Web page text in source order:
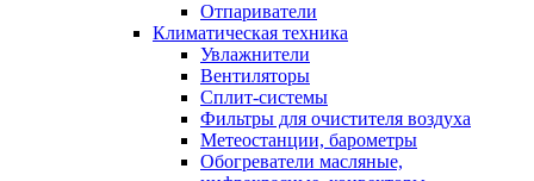
Отпариватели
Климатическая техника
Увлажнители
Вентиляторы
Сплит-системы
Фильтры для очистителя воздуха
Метеостанции, барометры
Обогреватели масляные,